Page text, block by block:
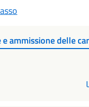
ammissione delle